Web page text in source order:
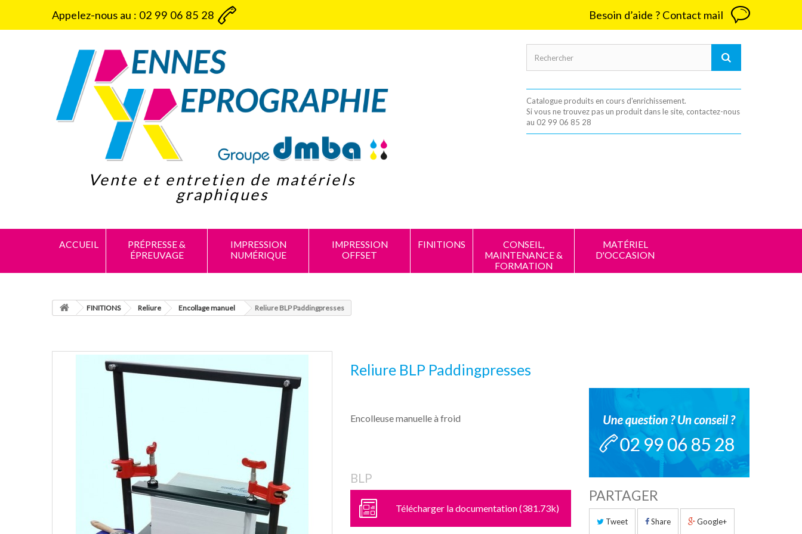
Besoin d’aide ? Contact mail
Appelez-nous au : 02 99 06 85 28
Catalogue produits en cours d'enrichissement.
Si vous ne trouvez pas un produit dans le site, contactez-nous
au 02 99 06 85 28
Vente et entretien de matériels
graphiques
ACCUEIL
PRÉPRESSE &
ÉPREUVAGE
IMPRESSION
NUMÉRIQUE
IMPRESSION
OFFSET
FINITIONS
CONSEIL,
MAINTENANCE &
FORMATION
MATÉRIEL
D'OCCASION
FINITIONS Reliure Encollage manuel Reliure BLP Paddingpresses
Reliure BLP Paddingpresses
Encolleuse manuelle à froid
BLP
Télécharger la documentation (381.73k)
PARTAGER
Tweet Share Google+